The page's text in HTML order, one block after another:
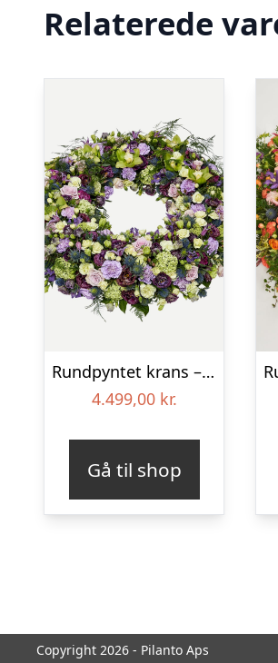
Relaterede
Rundpyntet krans – Et eksklusivt farvel
4.499,00 kr.
Gå til shop
Copyright 2026 - Pilanto Aps